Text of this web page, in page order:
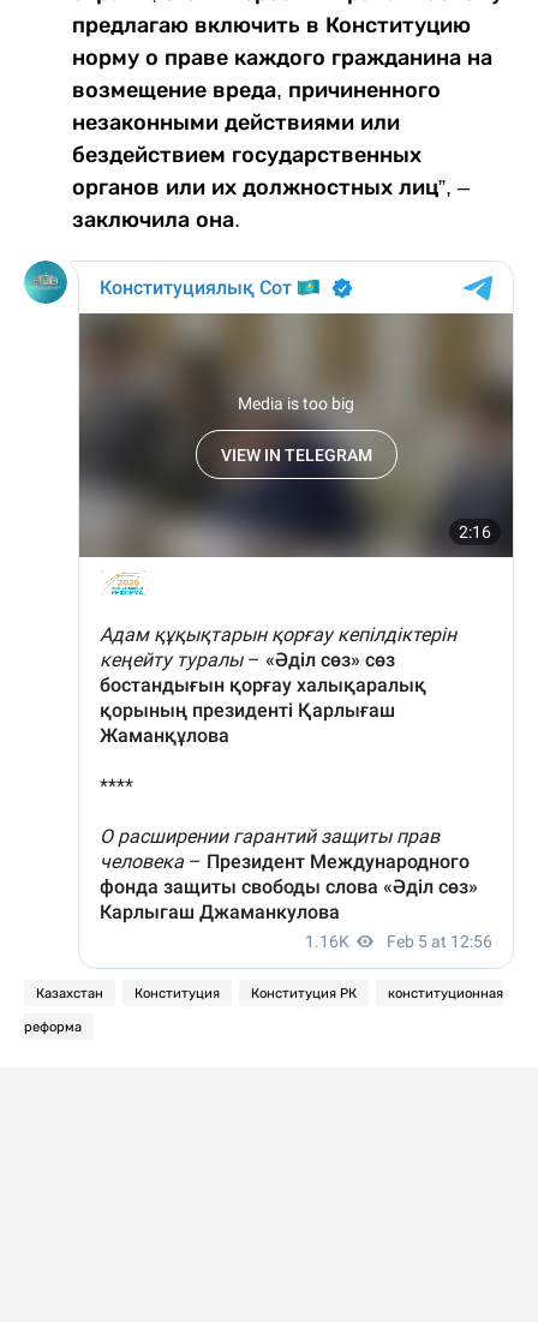
предлагаю включить в Конституцию
норму о праве каждого гражданина на
возмещение вреда, причиненного
незаконными действиями или
бездействием государственных
органов или их должностных лиц”, –
заключила она.
Казахстан Конституция Конституция РК конституционная
реформа